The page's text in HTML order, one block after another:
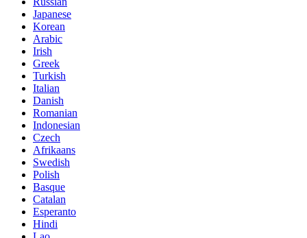
Japanese
Korean
Arabic
Irish
Greek
Turkish
Italian
Danish
Romanian
Indonesian
Czech
Afrikaans
Swedish
Polish
Basque
Catalan
Esperanto
Hindi